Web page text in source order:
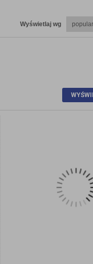
Wyświetlaj wg